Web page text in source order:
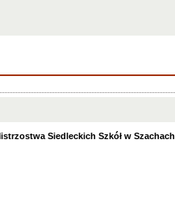
Siedleckich Szkół w Szachach